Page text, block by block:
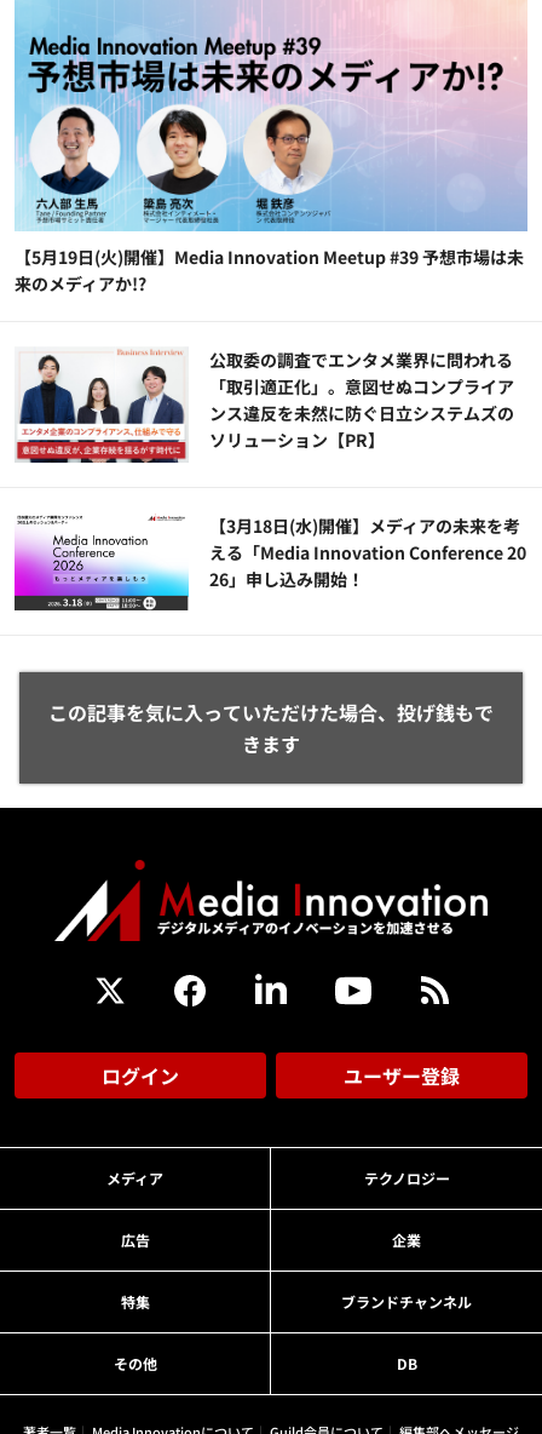
【5月19日(火)開催】Media Innovation Meetup #39 予想市場は未
来のメディアか!?
公​​取委の調査でエンタメ業界に問われる
「取引適正化」。意図せぬコンプライア
ンス違反を未然に防ぐ日立システムズの
ソリューション​【PR】
【3月18日(水)開催】メディアの未来を考
える「Media Innovation Conference 20
26」申し込み開始！
この記事を気に入っていただけた場合、投げ銭もで
きます
ログイン ユーザー登録
メディア テクノロジー
広告 企業
特集 ブランドチャンネル
その他 DB